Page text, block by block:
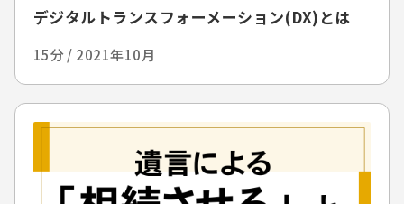
デジタルトランスフォーメーション(DX)とは
15分 / 2021年10月